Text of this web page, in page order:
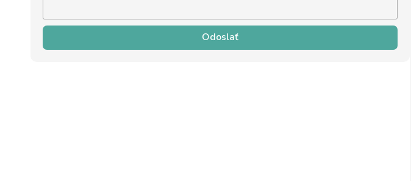
Odoslať